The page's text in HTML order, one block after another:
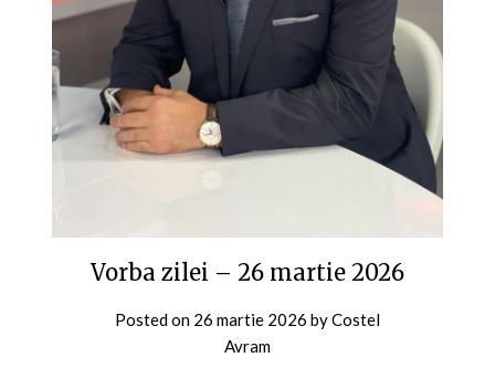
Vorba zilei – 26 martie 2026
Posted on 26 martie 2026 byCostel
Avram